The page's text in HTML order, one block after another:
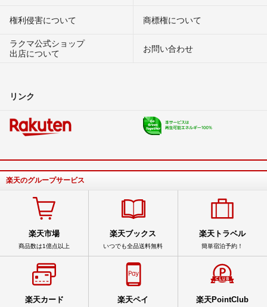
権利侵害について
商標権について
ラクマ公式ショップ
出店について
お問い合わせ
リンク
楽天のグループサービス
楽天市場
商品数は1億点以上
楽天ブックス
いつでも全品送料無料
楽天トラベル
簡単宿泊予約！
楽天カード 楽天ペイ 楽天PointClub